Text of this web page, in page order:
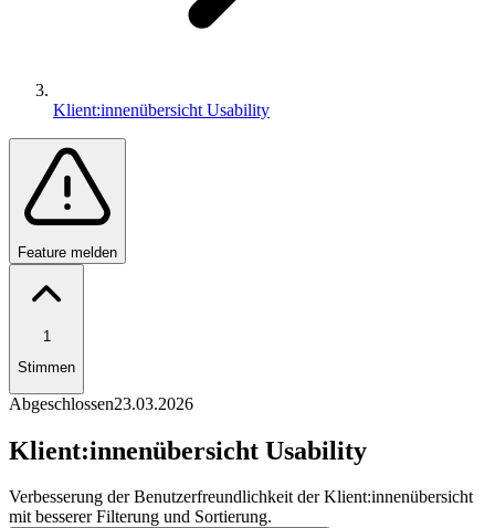
Klient:innenübersicht Usability
Feature melden
1
Stimmen
Abgeschlossen23.03.2026
Klient:innenübersicht Usability
Verbesserung der Benutzerfreundlichkeit der Klient:innenübersicht
mit besserer Filterung und Sortierung.